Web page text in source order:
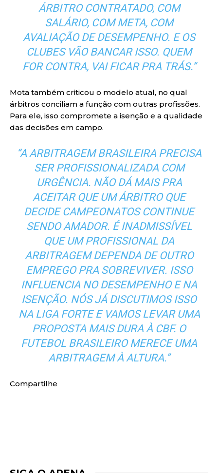
ÁRBITRO CONTRATADO, COM
SALÁRIO, COM META, COM
AVALIAÇÃO DE DESEMPENHO. E OS
CLUBES VÃO BANCAR ISSO. QUEM
FOR CONTRA, VAI FICAR PRA TRÁS.”
Mota também criticou o modelo atual, no qual
árbitros conciliam a função com outras profissões.
Para ele, isso compromete a isenção e a qualidade
das decisões em campo.
“A ARBITRAGEM BRASILEIRA PRECISA
SER PROFISSIONALIZADA COM
URGÊNCIA. NÃO DÁ MAIS PRA
ACEITAR QUE UM ÁRBITRO QUE
DECIDE CAMPEONATOS CONTINUE
SENDO AMADOR. É INADMISSÍVEL
QUE UM PROFISSIONAL DA
ARBITRAGEM DEPENDA DE OUTRO
EMPREGO PRA SOBREVIVER. ISSO
INFLUENCIA NO DESEMPENHO E NA
ISENÇÃO. NÓS JÁ DISCUTIMOS ISSO
NA LIGA FORTE E VAMOS LEVAR UMA
PROPOSTA MAIS DURA À CBF. O
FUTEBOL BRASILEIRO MERECE UMA
ARBITRAGEM À ALTURA.”
Compartilhe